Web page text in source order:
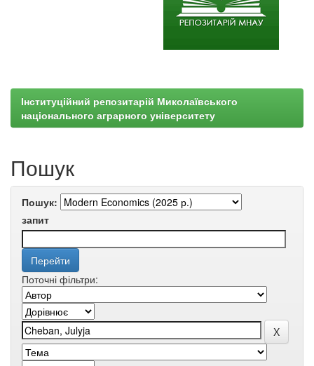
Інституційний репозитарій Миколаївського
національного аграрного університету
Пошук
Пошук:
запит
Поточні фільтри: